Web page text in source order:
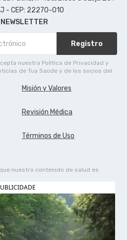
- CEP: 22270-010
Registro
nuestra Política de Privacidad y
de Tua Saúde y de los socios del
Misión y Valores
Revisión Médica
Términos de Uso
nuestro contenido de salud es